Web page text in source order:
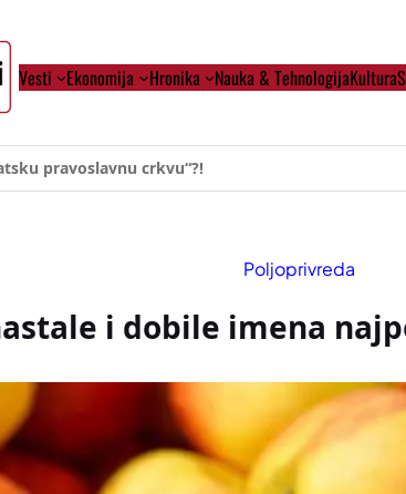
Vesti Ekonomija Hronika Nauka & TehnologijaKultura
u dehumanizaciji Vučića
Poljoprivreda
i dobile imena